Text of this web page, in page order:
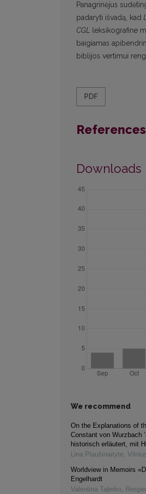
Panagrinėjus
padaryti išvadą, kad
CGL leksikografine
baigiamas
biblijos vertimui
PDF
References
Downloads
We recommend
On the Explanations of
Constant von Wurzbach
historisch erläutert, mit
Lina Plaušinaitytė,
Worldview in Memoirs
Engelhardt
Valentina Taļerko,